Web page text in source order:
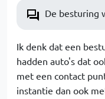
De besturing
Ik denk dat een
hadden auto's dat
met een contact
instantie dan ook